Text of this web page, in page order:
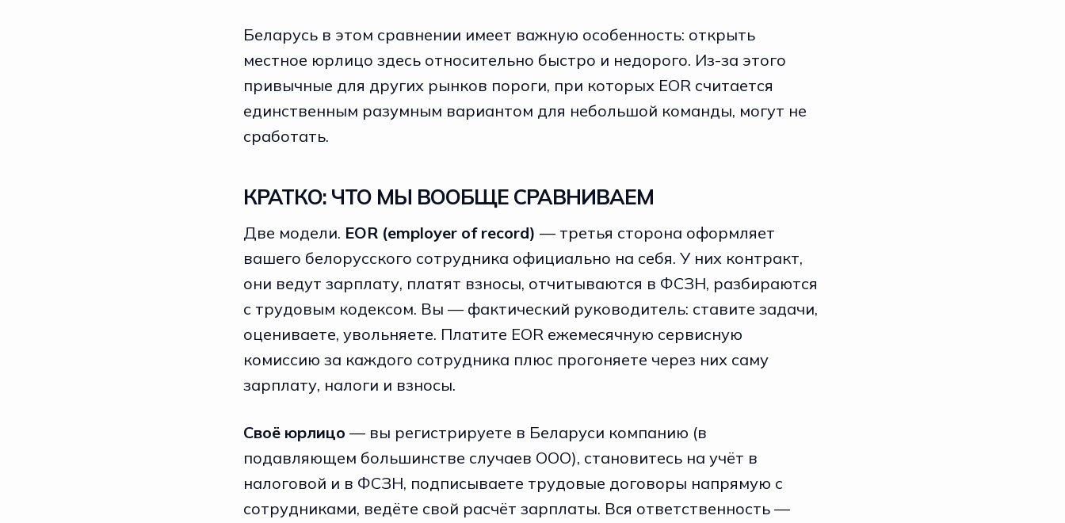
Беларусь в этом сравнении имеет важную особенность: открыть
местное юрлицо здесь относительно быстро и недорого. Из-за этого
привычные для других рынков пороги, при которых EOR считается
единственным разумным вариантом для небольшой команды, могут не
сработать.
КРАТКО: ЧТО МЫ ВООБЩЕ СРАВНИВАЕМ
Две модели. EOR (employer of record) — третья сторона оформляет
вашего белорусского сотрудника официально на себя. У них контракт,
они ведут зарплату, платят взносы, отчитываются в ФСЗН, разбираются
с трудовым кодексом. Вы — фактический руководитель: ставите задачи,
оцениваете, увольняете. Платите EOR ежемесячную сервисную
комиссию за каждого сотрудника плюс прогоняете через них саму
зарплату, налоги и взносы.
Своё юрлицо — вы регистрируете в Беларуси компанию (в
подавляющем большинстве случаев ООО), становитесь на учёт в
налоговой и в ФСЗН, подписываете трудовые договоры напрямую с
сотрудниками, ведёте свой расчёт зарплаты. Вся ответственность —